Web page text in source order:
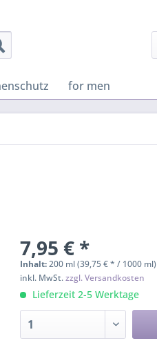
for men
7,95 € *
Inhalt:200 ml (39,75 € * / 1000 ml)
inkl. MwSt.zzgl. Versandkosten
Lieferzeit 2-5 Werktage